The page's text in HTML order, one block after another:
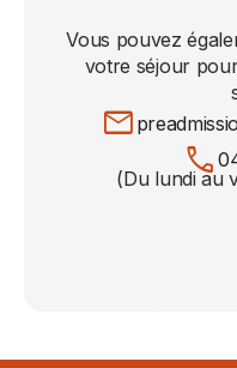
Vous pouvez
votre séjour
mail
call
(Du lundi au